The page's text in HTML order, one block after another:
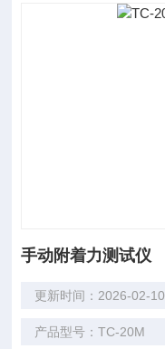
手动附着力测试仪
更新时间：2026-02-10
产品型号：TC-20M